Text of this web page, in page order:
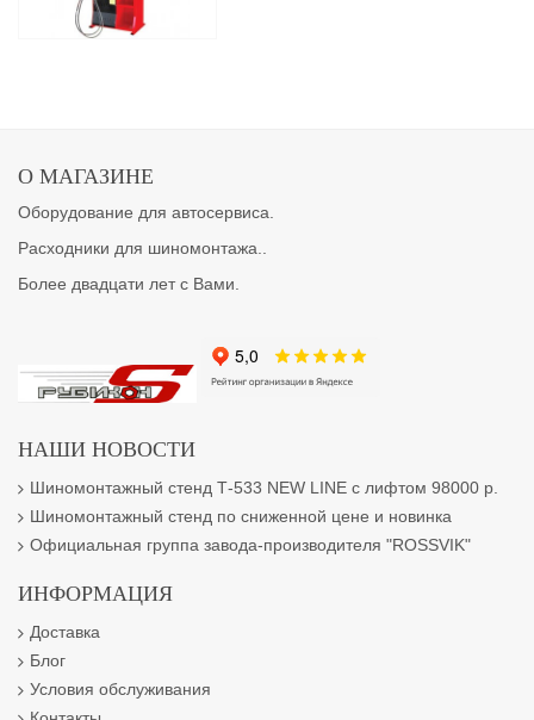
О МАГАЗИНЕ
Оборудование для автосервиса.
Расходники для шиномонтажа..
Более двадцати лет с Вами.
НАШИ НОВОСТИ
Шиномонтажный стенд Т-533 NEW LINE с лифтом 98000 р.
Шиномонтажный стенд по сниженной цене и новинка
Официальная группа завода-производителя "ROSSVIK"
ИНФОРМАЦИЯ
Доставка
Блог
Условия обслуживания